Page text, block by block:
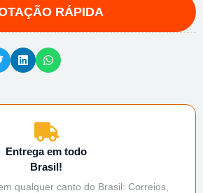
Entrega em todo
Brasil!
qualquer canto do Brasil: Correios,